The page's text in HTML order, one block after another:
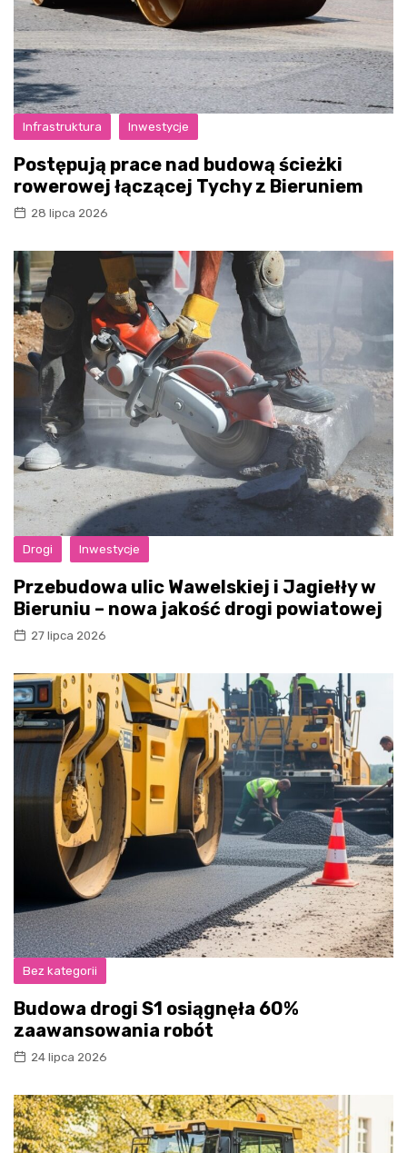
Infrastruktura Inwestycje
Postępują prace nad budową ścieżki
rowerowej łączącej Tychy z Bieruniem
28 lipca 2026
Drogi Inwestycje
Przebudowa ulic Wawelskiej i Jagiełły w
Bieruniu – nowa jakość drogi powiatowej
27 lipca 2026
Bez kategorii
Budowa drogi S1 osiągnęła 60%
zaawansowania robót
24 lipca 2026